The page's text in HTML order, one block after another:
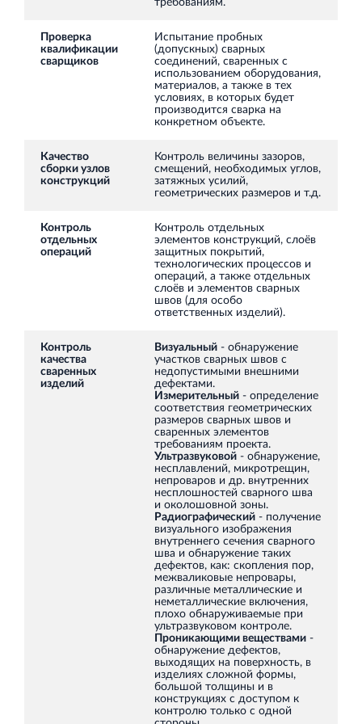
Аренда недвижимости в Санкт‐Петербурге
Несъёмная опалубка из щепоцементных плит
Научно‐исследовательский институт
Проектный институт по жилищно‐гражданскому
Торговый комплекс НОРД в Кингисеппе
Современный торговый комплекс в центре города
Испытательный комплекс ПКТИ
Многофункцинальный испытательный комплекс
требованиям.
Проверка
квалификации
сварщиков
Испытание пробных
(допускных) сварных
соединений, сваренных с
использованием оборудования,
материалов, а также в тех
условиях, в которых будет
производится сварка на
конкретном объекте.
Качество
сборки узлов
конструкций
Контроль величины зазоров,
смещений, необходимых углов,
затяжных усилий,
геометрических размеров и т.д.
Контроль
отдельных
операций
Контроль отдельных
элементов конструкций, слоёв
защитных покрытий,
технологических процессов и
операций, а также отдельных
слоёв и элементов сварных
швов (для особо
ответственных изделий).
Контроль
качества
сваренных
изделий
Визуальный - обнаружение
участков сварных швов с
недопустимыми внешними
дефектами.
Измерительный - определение
соответствия геометрических
размеров сварных швов и
сваренных элементов
требованиям проекта.
Ультразвуковой - обнаружение,
несплавлений, микротрещин,
непроваров и др. внутренних
несплошностей сварного шва
и околошовной зоны.
Радиографический - получение
визуального изображения
внутреннего сечения сварного
шва и обнаружение таких
дефектов, как: скопления пор,
межваликовые непровары,
различные металлические и
неметаллические включения,
плохо обнаруживаемые при
ультразвуковом контроле.
Проникающими веществами -
обнаружение дефектов,
выходящих на поверхность, в
изделиях сложной формы,
большой толщины и в
конструкциях с доступом к
контролю только с одной